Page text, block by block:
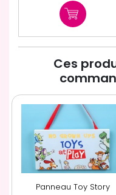
Ces
Panneau Toy Story